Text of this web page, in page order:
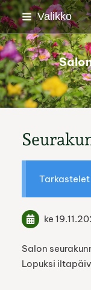
Siirry
sivun
sisältöön
Valikko
ke
Salon
Lopuksi